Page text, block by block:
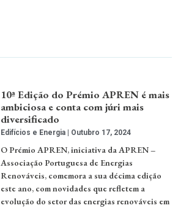
10ª Edição do Prémio APREN é mais
ambiciosa e conta com júri mais
diversificado
Edifícios e Energia Outubro 17, 2024
O Prémio APREN, iniciativa da APREN –
Associação Portuguesa de Energias
Renováveis, comemora a sua décima edição
este ano, com novidades que refletem a
evolução do setor das energias renováveis em